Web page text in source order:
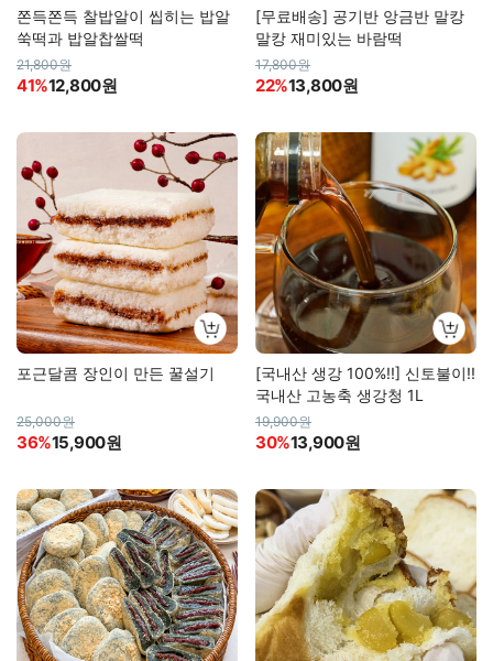
쫀득쫀득 찰밥알이 씹히는 밥알
쑥떡과 밥알찹쌀떡
21,800원
41%12,800원
[무료배송] 공기반 앙금반 말캉
말캉 재미있는 바람떡
17,800원
22%13,800원
포근달콤 장인이 만든 꿀설기
25,000원
36%15,900원
[국내산 생강 100%!!] 신토불이!!
국내산 고농축 생강청 1L
19,900원
30%13,900원